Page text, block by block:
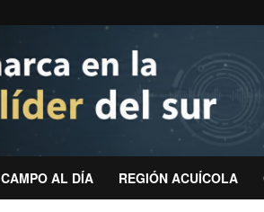
CAMPO AL DÍA REGIÓN ACUÍCOLA